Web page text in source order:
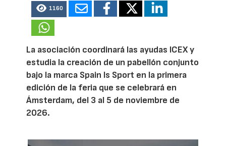
1160
La asociación coordinará las ayudas ICEX y
estudia la creación de un pabellón conjunto
bajo la marca Spain Is Sport en la primera
edición de la feria que se celebrará en
Ámsterdam, del 3 al 5 de noviembre de
2026.